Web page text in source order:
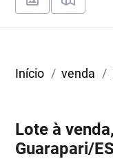
Início venda
Lote à
Guarapari/ES